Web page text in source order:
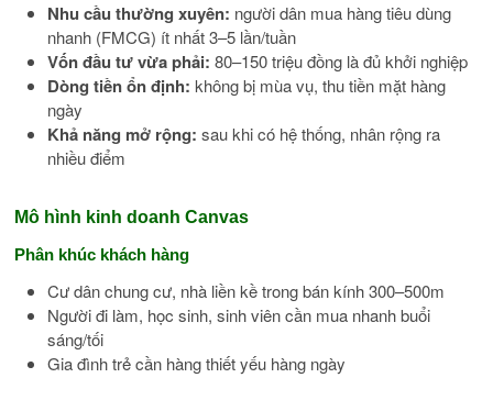
Nhu cầu thường xuyên: người dân mua hàng tiêu dùng
nhanh (FMCG) ít nhất 3–5 lần/tuần
Vốn đầu tư vừa phải: 80–150 triệu đồng là đủ khởi nghiệp
Dòng tiền ổn định: không bị mùa vụ, thu tiền mặt hàng
ngày
Khả năng mở rộng: sau khi có hệ thống, nhân rộng ra
nhiều điểm
Mô hình kinh doanh Canvas
Phân khúc khách hàng
Cư dân chung cư, nhà liền kề trong bán kính 300–500m
Người đi làm, học sinh, sinh viên cần mua nhanh buổi
sáng/tối
Gia đình trẻ cần hàng thiết yếu hàng ngày